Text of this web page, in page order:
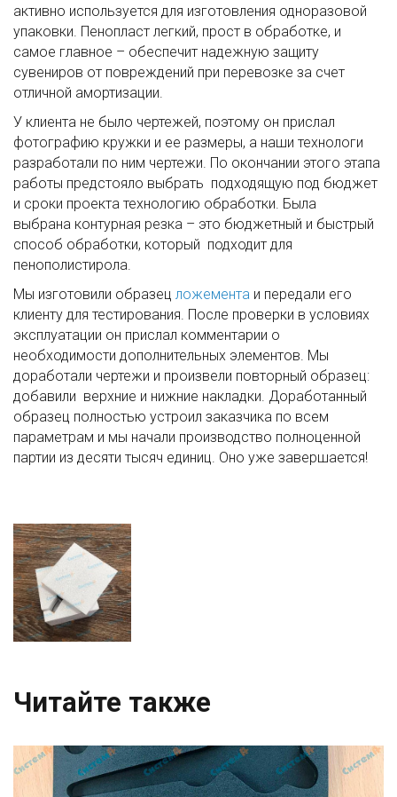
активно используется для изготовления одноразовой
упаковки. Пенопласт легкий, прост в обработке, и
самое главное – обеспечит надежную защиту
сувениров от повреждений при перевозке за счет
отличной амортизации.
У клиента не было чертежей, поэтому он прислал
фотографию кружки и ее размеры, а наши технологи
разработали по ним чертежи. По окончании этого этапа
работы предстояло выбрать подходящую под бюджет
и сроки проекта технологию обработки. Была
выбрана контурная резка – это бюджетный и быстрый
способ обработки, который подходит для
пенополистирола.
Мы изготовили образец ложемента и передали его
клиенту для тестирования. После проверки в условиях
эксплуатации он прислал комментарии о
необходимости дополнительных элементов. Мы
доработали чертежи и произвели повторный образец:
добавили верхние и нижние накладки. Доработанный
образец полностью устроил заказчика по всем
параметрам и мы начали производство полноценной
партии из десяти тысяч единиц. Оно уже завершается!
Читайте также